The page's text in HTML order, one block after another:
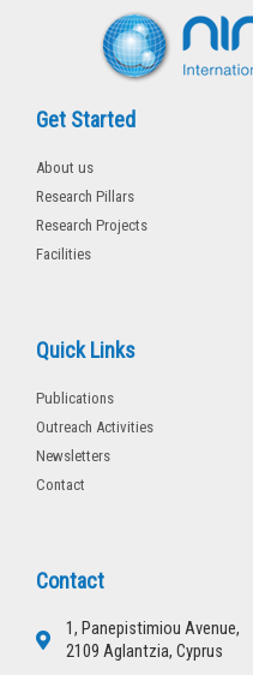
Get Started
About us
Research Pillars
Research Projects
Facilities
Quick Links
Publications
Outreach Activities
Newsletters
Contact
Contact
1, Panepistimiou Avenue,
2109 Aglantzia, Cyprus